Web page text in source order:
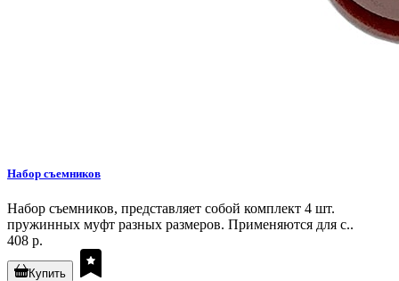
Набор съемников
Набор съемников, представляет собой комплект 4 шт.
пружинных муфт разных размеров. Применяются для с..
408 р.
Купить